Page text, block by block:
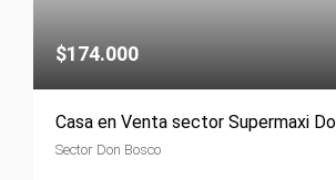
$174.000
Casa en Venta sector Supermaxi
Sector Don Bosco